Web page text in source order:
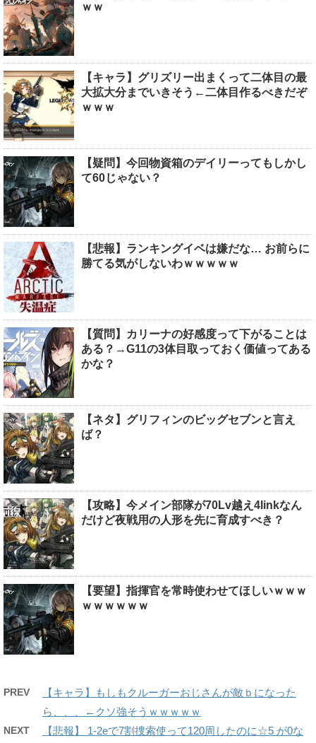
ｗｗ
【キャラ】グリズリー出まくって二体目の最
大拡大分までいきそう←二体目作るべきだぞ
ｗｗｗ
【疑問】今回物資箱のデイリーってもしかし
て60じゃない？
【悲報】ランキングイベは嫌だな… お前らに
勝てる気がしないわｗｗｗｗｗ
【質問】カリーナの好感度って下がることは
ある？→G11の3体目取っておく価値ってある
かな？
【ネタ】グリフィンのビッグセブンと言え
ば？
【攻略】今メイン部隊が70Lv越え4linkなん
だけど夜戦用の人形を先に育成すべき？
【要望】指揮官を常時使わせてほしいｗｗｗ
ｗｗｗｗｗｗ
PREV
【キャラ】もしもクルーガーおじさんが敵ｂになった
ら、、、←クソ強そうｗｗｗｗｗ
NEXT
【悲報】 1-2eで7割捜索使って120周したのに☆5 が0な